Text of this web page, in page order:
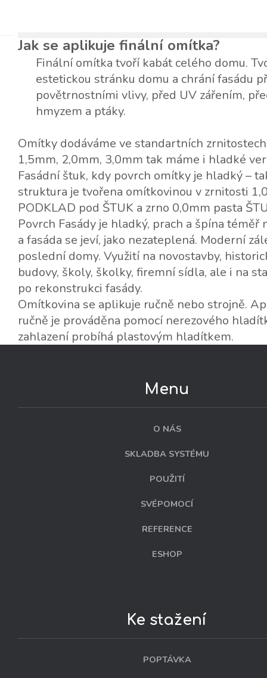
Jak se aplikuje finální omítka?
Finální omítka tvoří kabát celého domu.
estetickou stránku domu a chrání fasádu
povětrnostními vlivy, před UV zářením,
hmyzem a ptáky.
Omítky dodáváme ve standartních
1,5mm, 2,0mm, 3,0mm tak máme i hladké
Fasádní štuk, kdy povrch omítky je hladký –
struktura je tvořena omítkovinou v zrnitosti
PODKLAD pod ŠTUK a zrno 0,0mm pasta
Povrch Fasády je hladký, prach a špína téměř
a fasáda se jeví, jako nezateplená. Moderní
poslední domy. Využití na novostavby,
budovy, školy, školky, firemní sídla, ale i na
po rekonstrukci fasády.
Omítkovina se aplikuje ručně nebo strojně.
ručně je prováděna pomocí nerezového
zahlazení probíhá plastovým hladítkem.
Menu
O NÁS
SKLADBA SYSTÉMU
POUŽITÍ
SVÉPOMOCÍ
REFERENCE
ESHOP
Ke stažení
POPTÁVKA